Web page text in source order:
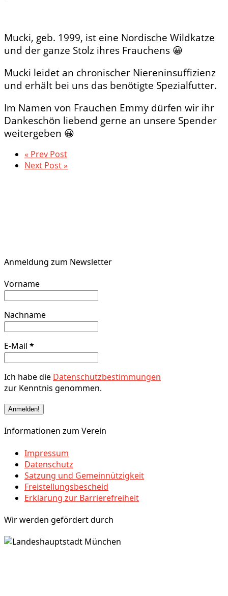
Mucki, geb. 1999, ist eine Nordische Wildkatze
und der ganze Stolz ihres Frauchens 😀
Mucki leidet an chronischer Niereninsuffizienz
und erhält bei uns das benötigte Spezialfutter.
Im Namen von Frauchen Emmy dürfen wir ihr
Dankeschön liebend gerne an unsere Spender
weitergeben 😀
« Prev Post
Next Post »
Anmeldung zum Newsletter
Vorname
Nachname
E-Mail *
Ich habe die Datenschutzbestimmungen
zur Kenntnis genommen.
Informationen zum Verein
Impressum
Datenschutz
Satzung und Gemeinnützigkeit
Freistellungsbescheid
Erklärung zur Barrierefreiheit
Wir werden gefördert durch